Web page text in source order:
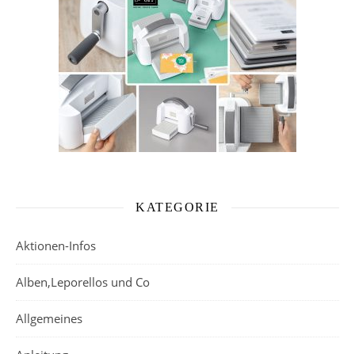
KATEGORIE
Aktionen-Infos
Alben,Leporellos und Co
Allgemeines